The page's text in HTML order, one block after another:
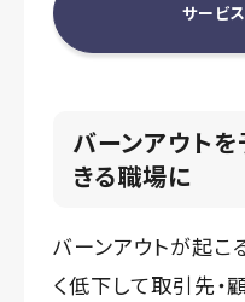
サービ
バーンアウト
きる職場に
バーンアウトが起こ
く低下して取引先・